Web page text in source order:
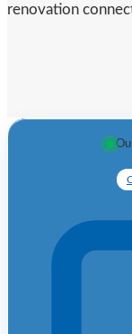
renovation